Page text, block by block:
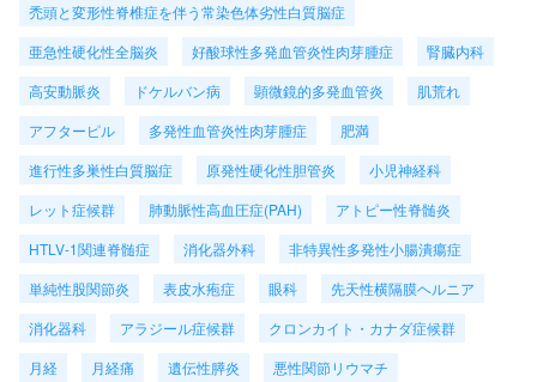
禿頭と変形性脊椎症を伴う常染色体劣性白質脳症
亜急性硬化性全脳炎
好酸球性多発血管炎性肉芽腫症
腎臓内科
高安動脈炎
ドケルバン病 顕微鏡的多発血管炎
肌荒れ
アフターピル
多発性血管炎性肉芽腫症
肥満
進行性多巣性白質脳症
原発性硬化性胆管炎
小児神経科
レット症候群
肺動脈性高血圧症(PAH)
アトピー性脊髄炎
HTLV-1関連脊髄症
消化器外科
非特異性多発性小腸潰瘍症
単純性股関節炎
表皮水疱症 眼科
先天性横隔膜ヘルニア
消化器科
アラジール症候群
クロンカイト・カナダ症候群
月経
月経痛 遺伝性膵炎
悪性関節リウマチ